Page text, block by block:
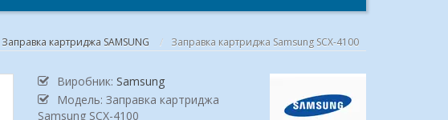
Заправка картриджа SAMSUNG Заправка картриджа Samsung SCX-4100
Виробник: Samsung
Модель: Заправка картриджа
Samsung SCX-4100